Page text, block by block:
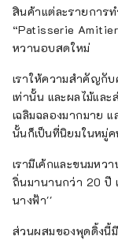
สินค้าแต่ละรายการ
“Patisserie
หวานอบสดใหม่
เราให้ความสำคัญกั
เท่านั้น และผลไม้แล
เฉลิมฉลองมากมาย
นั้นก็เป็นที่นิยมในหมู่
เรามีเค้กและขนมหว
ถิ่นมานานกว่า 20 ปี
นางฟ้า''
ส่วนผสมของพุดดิ้งนี้